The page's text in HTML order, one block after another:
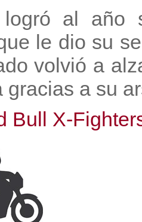
al año
le dio su
volvió a
gracias a su
Bull X-